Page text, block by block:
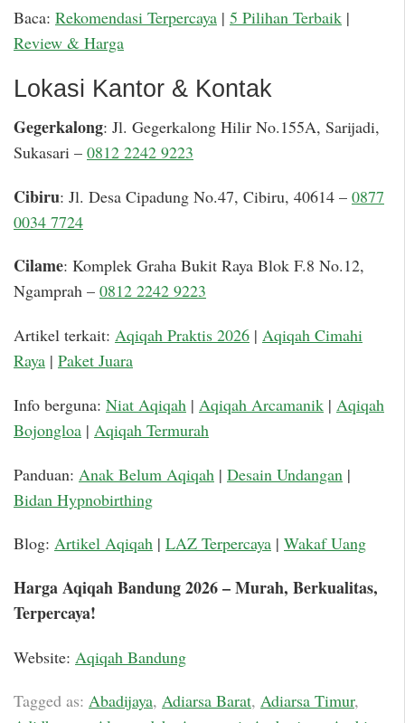
Baca: Rekomendasi Terpercaya | 5 Pilihan Terbaik |
Review & Harga
Lokasi Kantor & Kontak
Gegerkalong: Jl. Gegerkalong Hilir No.155A, Sarijadi,
Sukasari – 0812 2242 9223
Cibiru: Jl. Desa Cipadung No.47, Cibiru, 40614 – 0877
0034 7724
Cilame: Komplek Graha Bukit Raya Blok F.8 No.12,
Ngamprah – 0812 2242 9223
Artikel terkait: Aqiqah Praktis 2026 | Aqiqah Cimahi
Raya | Paket Juara
Info berguna: Niat Aqiqah | Aqiqah Arcamanik | Aqiqah
Bojongloa | Aqiqah Termurah
Panduan: Anak Belum Aqiqah | Desain Undangan |
Bidan Hypnobirthing
Blog: Artikel Aqiqah | LAZ Terpercaya | Wakaf Uang
Harga Aqiqah Bandung 2026 – Murah, Berkualitas,
Terpercaya!
Website: Aqiqah Bandung
Tagged as: Abadijaya, Adiarsa Barat, Adiarsa Timur,